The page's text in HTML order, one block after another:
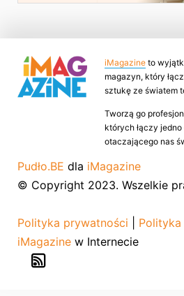
iMagazine to
magazyn, który
sztukę ze światem
Tworzą go
których łączy jedno
otaczającego nas
Pudło.BE dla iMagazine
© Copyright 2023. Wszelkie
Polityka prywatności
iMagazine w Internecie